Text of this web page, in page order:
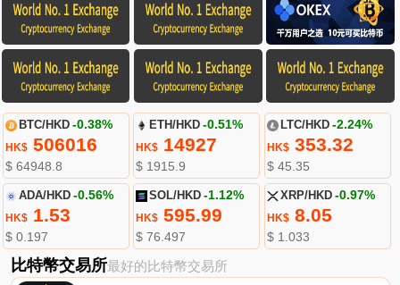
BTC/HKD -0.38%
HK$506016
$ 64948.8
ETH/HKD -0.51%
HK$ 14927
$ 1915.9
LTC/HKD -2.24%
HK$353.32
$ 45.35
ADA/HKD -0.56%
HK$1.53
$ 0.197
SOL/HKD -1.12%
HK$ 595.99
$ 76.497
XRP/HKD -0.97%
HK$8.05
$ 1.033
比特幣交易所最好的比特幣交易所